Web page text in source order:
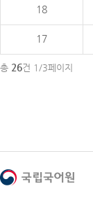
18
17
총 26건 1/3페이지